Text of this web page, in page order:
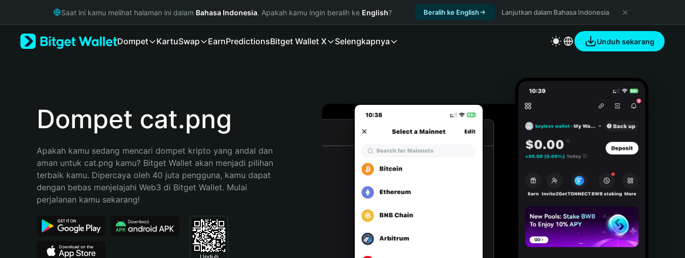
Русский
Bahasa Indonesia
Español (Argentina)
Saat ini kamu melihat halaman ini dalam Bahasa Indonesia. Apakah kamu ingin beralih ke English? Beralih ke English Lanjutkan dalam Bahasa Indonesia
Dompet KartuSwap EarnPredictionsBitget Wallet X Selengkapnya Unduh sekarang
Dompet cat.png
Apakah kamu sedang mencari dompet kripto yang andal dan
aman untuk cat.png kamu? Bitget Wallet akan menjadi pilihan
terbaik kamu. Dipercaya oleh 40 juta pengguna, kamu dapat
dengan bebas menjelajahi Web3 di Bitget Wallet. Mulai
perjalanan kamu sekarang!